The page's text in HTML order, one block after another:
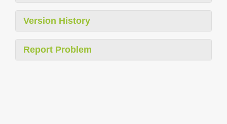
Version History
Report Problem